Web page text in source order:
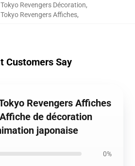
Tokyo Revengers Décoration,
Tokyo Revengers Affiches,
Customers Say
Revengers Affiches
de décoration
japonaise
0%